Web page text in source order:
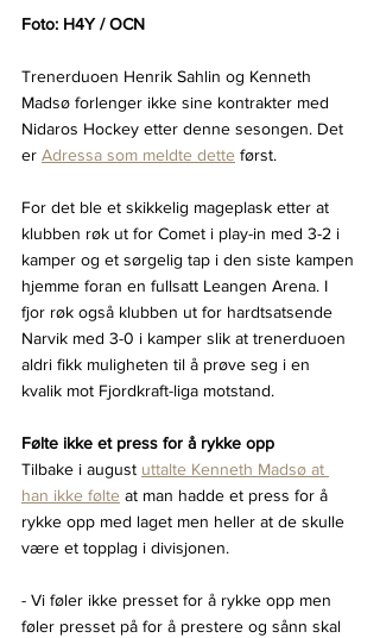
Foto: H4Y / OCN
Trenerduoen Henrik Sahlin og Kenneth
Madsø forlenger ikke sine kontrakter med
Nidaros Hockey etter denne sesongen. Det
er Adressa som meldte dette først.
For det ble et skikkelig mageplask etter at
klubben røk ut for Comet i play-in med 3-2 i
kamper og et sørgelig tap i den siste kampen
hjemme foran en fullsatt Leangen Arena. I
fjor røk også klubben ut for hardtsatsende
Narvik med 3-0 i kamper slik at trenerduoen
aldri fikk muligheten til å prøve seg i en
kvalik mot Fjordkraft-liga motstand.
Følte ikke et press for å rykke opp
Tilbake i august uttalte Kenneth Madsø at
han ikke følte at man hadde et press for å
rykke opp med laget men heller at de skulle
være et topplag i divisjonen.
- Vi føler ikke presset for å rykke opp men
føler presset på for å prestere og sånn skal